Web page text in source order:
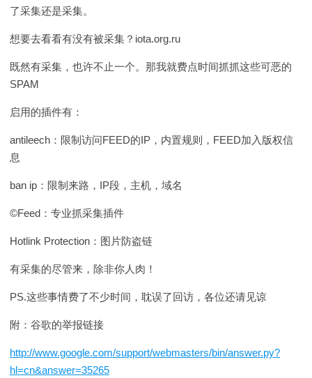
了采集还是采集。
想要去看看有没有被采集？iota.org.ru
既然有采集，也许不止一个。那我就费点时间抓抓这些可恶的
SPAM
启用的插件有：
antileech：限制访问FEED的IP，内置规则，FEED加入版权信
息
ban ip：限制来路，IP段，主机，域名
©Feed：专业抓采集插件
Hotlink Protection：图片防盗链
有采集的尽管来，除非你人肉！
PS.这些事情费了不少时间，耽误了回访，各位还请见谅
附：谷歌的举报链接
http://www.google.com/support/webmasters/bin/answer.py?
hl=cn&answer=35265